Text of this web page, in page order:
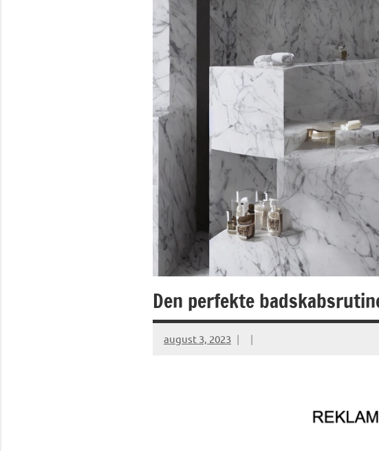
Den perfekte
august 3, 2023